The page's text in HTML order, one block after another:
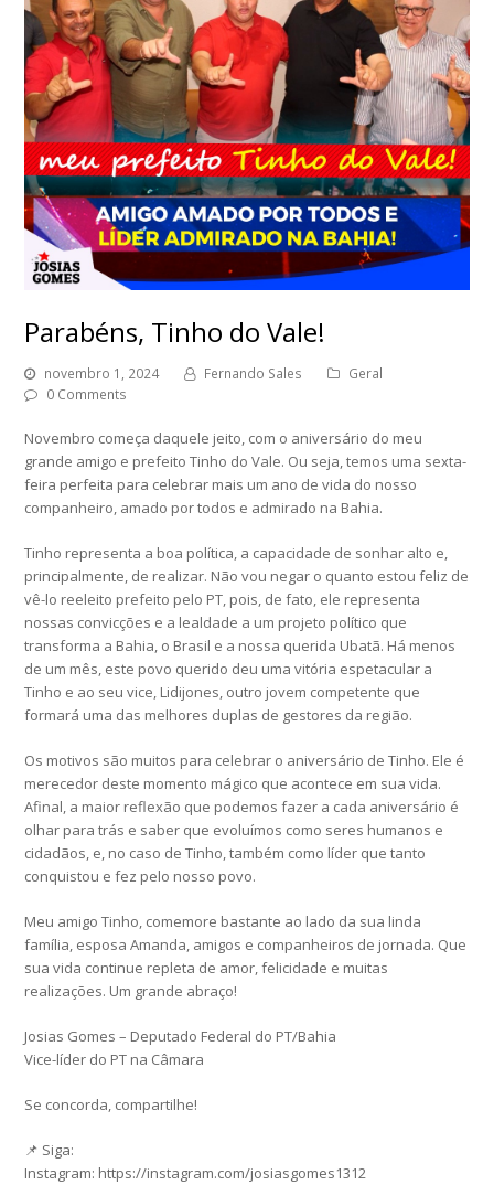
Parabéns, Tinho do Vale!
novembro 1, 2024 Fernando Sales
Geral
0 Comments
Novembro começa daquele jeito, com o aniversário do meu
grande amigo e prefeito Tinho do Vale. Ou seja, temos uma sexta-
feira perfeita para celebrar mais um ano de vida do nosso
companheiro, amado por todos e admirado na Bahia.
Tinho representa a boa política, a capacidade de sonhar alto e,
principalmente, de realizar. Não vou negar o quanto estou feliz de
vê-lo reeleito prefeito pelo PT, pois, de fato, ele representa
nossas convicções e a lealdade a um projeto político que
transforma a Bahia, o Brasil e a nossa querida Ubatã. Há menos
de um mês, este povo querido deu uma vitória espetacular a
Tinho e ao seu vice, Lidijones, outro jovem competente que
formará uma das melhores duplas de gestores da região.
Os motivos são muitos para celebrar o aniversário de Tinho. Ele é
merecedor deste momento mágico que acontece em sua vida.
Afinal, a maior reflexão que podemos fazer a cada aniversário é
olhar para trás e saber que evoluímos como seres humanos e
cidadãos, e, no caso de Tinho, também como líder que tanto
conquistou e fez pelo nosso povo.
Meu amigo Tinho, comemore bastante ao lado da sua linda
família, esposa Amanda, amigos e companheiros de jornada. Que
sua vida continue repleta de amor, felicidade e muitas
realizações. Um grande abraço!
Josias Gomes – Deputado Federal do PT/Bahia
Vice-líder do PT na Câmara
Se concorda, compartilhe!
📌 Siga:
Instagram: https://instagram.com/josiasgomes1312